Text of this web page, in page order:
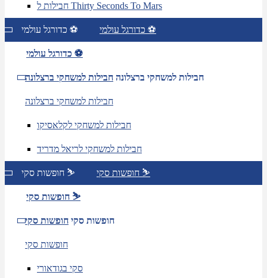
חבילות ל Thirty Seconds To Mars
כדורגל עולמי ⚽ כדורגל עולמי ⚽
כדורגל עולמי ⚽
חבילות למשחקי ברצלונה חבילות למשחקי ברצלונה
חבילות למשחקי ברצלונה
חבילות למשחקי לקלאסיקו
חבילות למשחקי לריאל מדריד
חופשות סקי ⛷️ חופשות סקי ⛷️
חופשות סקי ⛷️
חופשות סקי חופשות סקי
חופשות סקי
סקי בגודאורי